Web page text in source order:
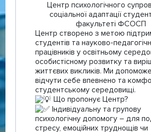
Центр психологічного
соціальної адаптації
факультеті ФСОСП
Центр створено з метою
студентів та науково-
працівників у освітньому
особистісному розвитку та
життєвих викликів. Ми
відчути себе впевнено та
студентському середовищі.
Що пропонує Центр?
Індивідуальну та групову
психологічну допомогу – для
стресу, емоційних труднощів чи